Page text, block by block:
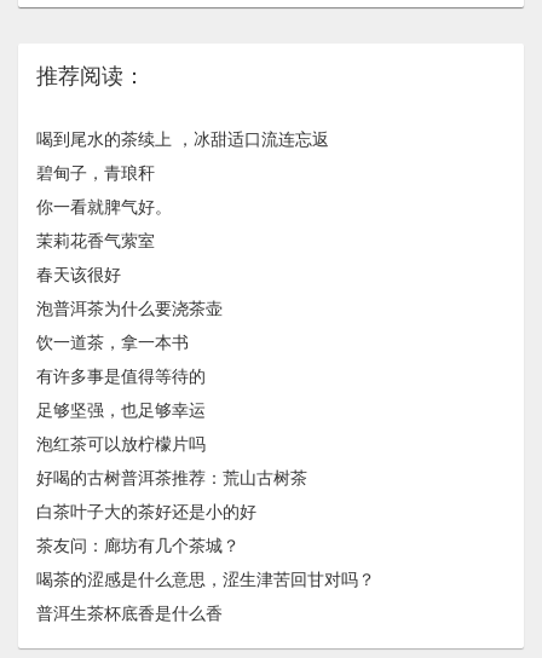
推荐阅读：
喝到尾水的茶续上 ，冰甜适口流连忘返
碧甸子，青琅秆
你一看就脾气好。
茉莉花香气萦室
春天该很好
泡普洱茶为什么要浇茶壶
饮一道茶，拿一本书
有许多事是值得等待的
足够坚强，也足够幸运
泡红茶可以放柠檬片吗
好喝的古树普洱茶推荐：荒山古树茶
白茶叶子大的茶好还是小的好
茶友问：廊坊有几个茶城？
喝茶的涩感是什么意思，涩生津苦回甘对吗？
普洱生茶杯底香是什么香